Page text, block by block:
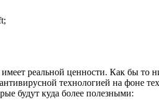
реальной ценности. Как бы
технологией на фоне
будут куда более полезными: